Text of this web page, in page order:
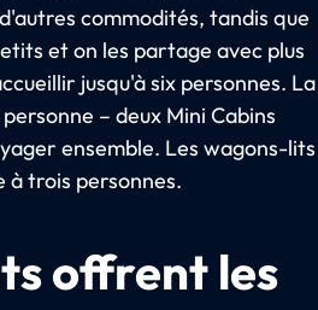
commodités, tandis que
et on les partage avec plus
jusqu'à six personnes. La
– deux Mini Cabins
ensemble. Les wagons-lits
à trois personnes.
offrent les